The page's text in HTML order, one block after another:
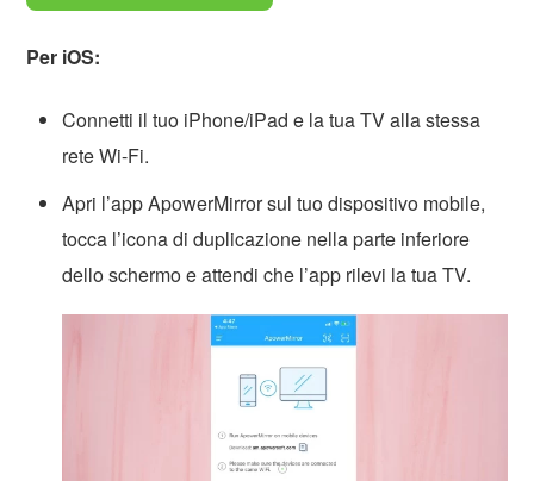
Per iOS:
Connetti il tuo iPhone/iPad e la tua TV alla stessa
rete Wi-Fi.
Apri l’app ApowerMirror sul tuo dispositivo mobile,
tocca l’icona di duplicazione nella parte inferiore
dello schermo e attendi che l’app rilevi la tua TV.